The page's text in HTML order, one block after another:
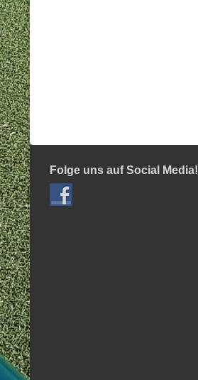
Folge uns auf Social Media!